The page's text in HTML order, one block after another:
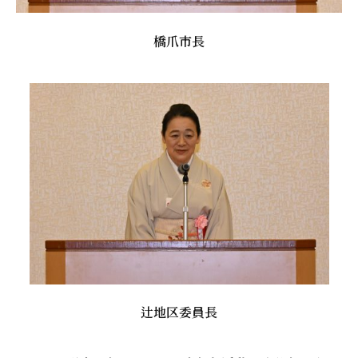
橋爪市長
辻地区委員長